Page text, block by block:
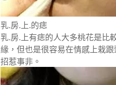
乳.房.上.的痣
乳.房.上有痣的人大多桃花是比
緣，但也是很容易在情感上栽
招惹事非。